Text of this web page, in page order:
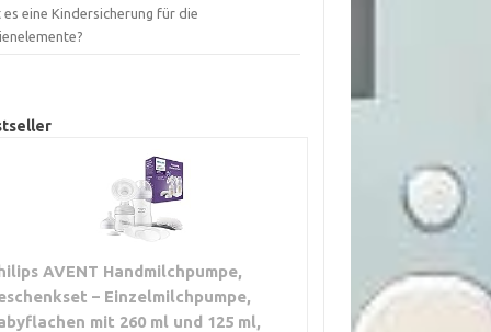
es eine Kindersicherung für die
AVENT Handmilchpumpe,
– Einzelmilchpumpe,
mit 260 ml und 125 ml,